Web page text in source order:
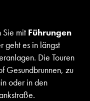
Sie mit Führungen
geht es in längst
Die Touren
Gesundbrunnen, zu
oder in den